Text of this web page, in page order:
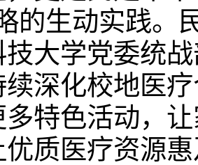
的生动实践。
技大学党委统
续深化校地医
多特色活动，
优质医疗资源